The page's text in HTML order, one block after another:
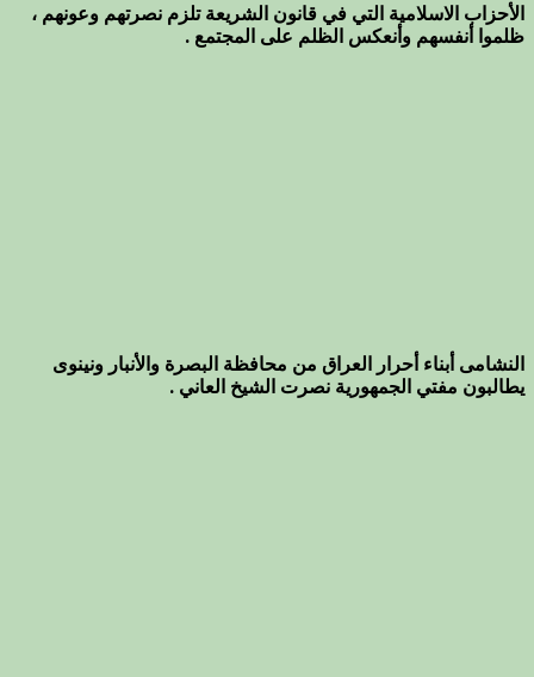
الأحزاب الاسلامية التي في قانون الشريعة تلزم نصرتهم وعونهم ،
ظلموا أنفسهم وأنعكس الظلم على المجتمع .
النشامى أبناء أحرار العراق من محافظة البصرة والأنبار ونينوى
يطالبون مفتي الجمهورية نصرت الشيخ العاني .